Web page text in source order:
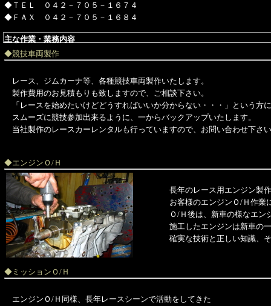
◆ＴＥＬ ０４２－７０５－１６７４
◆ＦＡＸ ０４２－７０５－１６８４
主な作業・業務内容
◆競技車両製作
レース、ジムカーナ等、各種競技車両製作いたします。
製作費用のお見積もりも致しますので、ご相談下さい。
「レースを始めたいけどどうすればいいか分からない・・・」という方
スムーズに競技参加出来るように、一からバックアップいたします。
当社製作のレースカーレンタルも行っていますので、お問い合わせ下さ
◆エンジンＯ/Ｈ
長年のレース用エンジン製
お客様のエンジンＯ/Ｈ作業
Ｏ/Ｈ後は、新車の様なエン
施工したエンジンは新車の
確実な技術と正しい知識、
◆ミッションＯ/Ｈ
エンジンＯ/Ｈ同様、長年レースシーンで活動をしてきた